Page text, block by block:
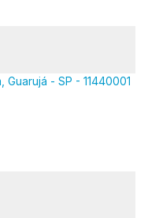
- SP - 11440001